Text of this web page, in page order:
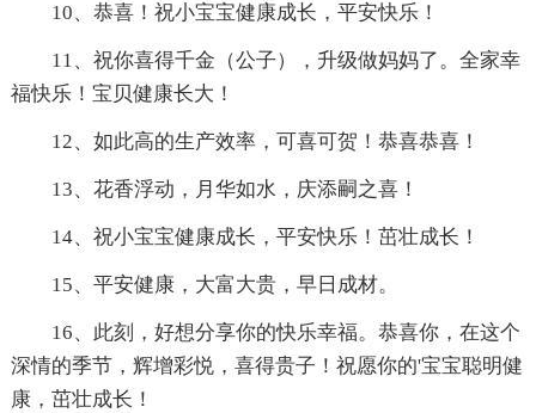
10、恭喜！祝小宝宝健康成长，平安快乐！
11、祝你喜得千金（公子），升级做妈妈了。全家幸
福快乐！宝贝健康长大！
12、如此高的生产效率，可喜可贺！恭喜恭喜！
13、花香浮动，月华如水，庆添嗣之喜！
14、祝小宝宝健康成长，平安快乐！茁壮成长！
15、平安健康，大富大贵，早日成材。
16、此刻，好想分享你的快乐幸福。恭喜你，在这个
深情的季节，辉增彩悦，喜得贵子！祝愿你的'宝宝聪明健
康，茁壮成长！